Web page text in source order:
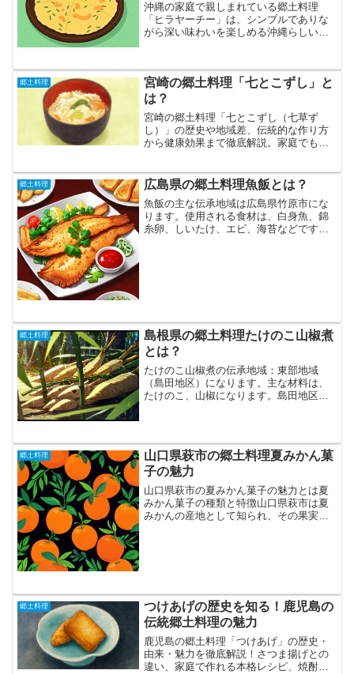
沖縄の家庭で親しまれている郷土料理
「ヒラヤーチー」は、シンプルでありな
がら深い味わいを楽しめる沖縄らしい料
はもちっとした独特の食感が魅力で、世
代を超えて愛され続けています...
郷土料理
宮崎の郷土料理「七とこずし」と
は？
宮崎の郷土料理「七とこずし（七草ず
し）」の歴史や地域差、伝統的な作り方
から健康効果まで徹底解説。家庭でも楽
郷土料理 広島県の郷土料理魚飯とは？
魚飯の主な伝承地域は広島県竹原市にな
ります。使用される食材は、白身魚、錦
糸卵、しいたけ、エビ、海苔などです。
郷土料理
島根県の郷土料理たけのこ山椒煮
とは？
たけのこ山椒煮の伝承地域：東部地域
（島田地区）になります。主な材料は、
たけのこ、山椒になります。島田地区は
めました。市郎兵衛のた...
郷土料理
山口県萩市の郷土料理夏みかん菓
子の魅力
山口県萩市の夏みかん菓子の魅力とは夏
みかん菓子の種類と特徴山口県萩市は夏
みかんの産地として知られ、その果実を
郷土料理
つけあげの歴史を知る！鹿児島の
伝統郷土料理の魅力
鹿児島の郷土料理「つけあげ」の歴史・
由来・魅力を徹底解説！さつま揚げとの
違い、家庭で作れる本格レシピ、焼酎と